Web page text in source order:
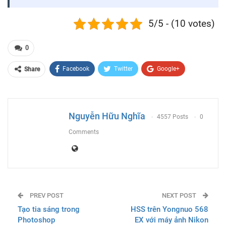
5/5 - (10 votes)
0
Share Facebook Twitter Google+
Nguyễn Hữu Nghĩa 4557 Posts 0
Comments
PREV POST
Tạo tia sáng trong
Photoshop
NEXT POST
HSS trên Yongnuo 568
EX với máy ảnh Nikon